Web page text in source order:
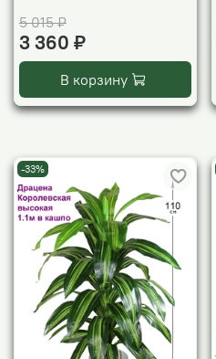
5 015 ₽
3 360 ₽
В корзину
-33%